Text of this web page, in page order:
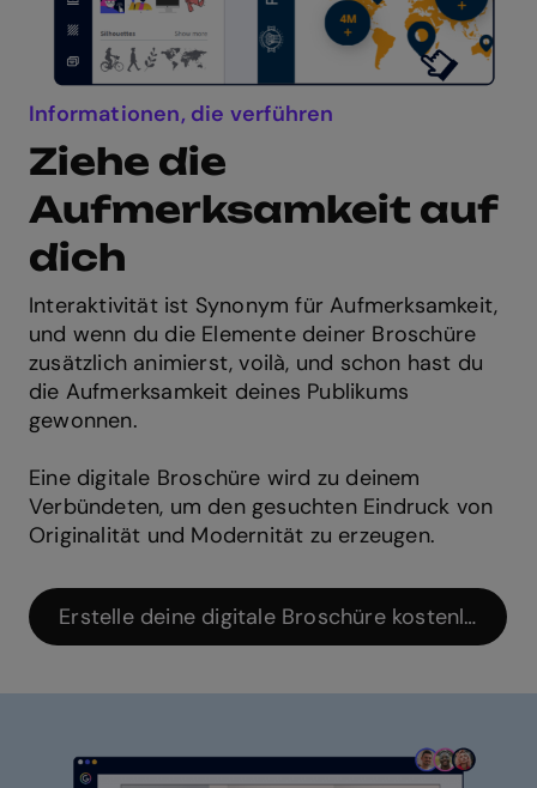
Informationen, die verführen
Ziehe die
Aufmerksamkeit auf
dich
Interaktivität ist Synonym für Aufmerksamkeit,
und wenn du die Elemente deiner Broschüre
zusätzlich animierst, voilà, und schon hast du
die Aufmerksamkeit deines Publikums
gewonnen.
Eine digitale Broschüre wird zu deinem
Verbündeten, um den gesuchten Eindruck von
Originalität und Modernität zu erzeugen.
Erstelle deine digitale Broschüre kostenlos